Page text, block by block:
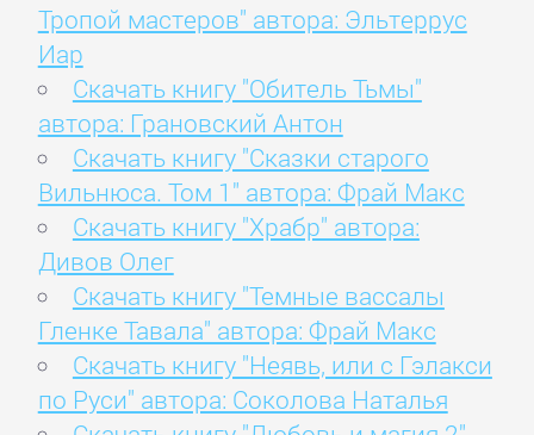
Тропой мастеров" автора: Эльтеррус
Иар
Скачать книгу "Обитель Тьмы"
автора: Грановский Антон
Скачать книгу "Сказки старого
Вильнюса. Том 1" автора: Фрай Макс
Скачать книгу "Храбр" автора:
Дивов Олег
Скачать книгу "Темные вассалы
Гленке Тавала" автора: Фрай Макс
Скачать книгу "Неявь, или с Гэлакси
по Руси" автора: Соколова Наталья